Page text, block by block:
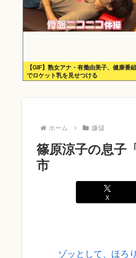
【GIF】熟女アナ・有働由美子、健康番組
でロケット乳を見せつける
ホーム 嫌儲
篠原涼子の息子
市
X
ゾッとして、ほろ